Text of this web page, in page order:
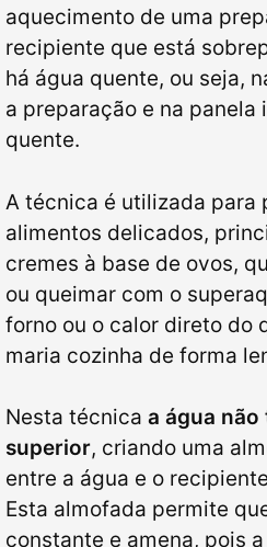
aquecimento de uma
recipiente que está
há água quente, ou seja,
a preparação e na panela
quente.
A técnica é utilizada para
alimentos delicados,
cremes à base de ovos,
ou queimar com o
forno ou o calor direto do
maria cozinha de forma
Nesta técnica a água não
superior, criando uma
entre a água e o
Esta almofada permite
constante e amena, pois